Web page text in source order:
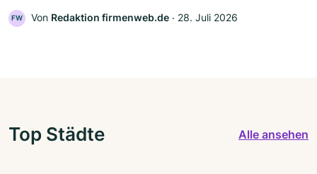
FW Von Redaktion firmenweb.de ‧ 28. Juli 2026
Top Städte Alle ansehen